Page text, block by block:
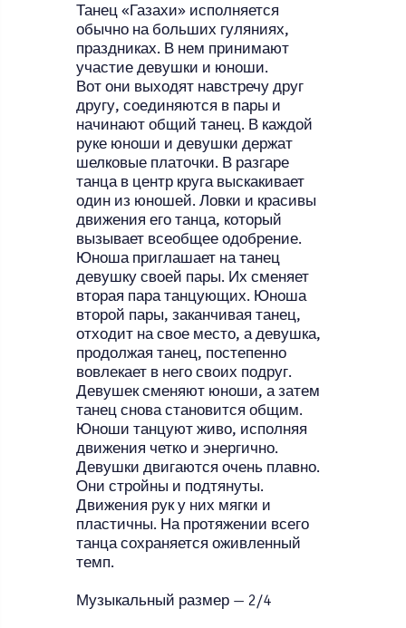
Танец «Газахи» исполняется
обычно на больших гуляниях,
праздниках. В нем принимают
участие девушки и юноши.
Вот они выходят навстречу друг
другу, соединяются в пары и
начинают общий танец. В каждой
руке юноши и девушки держат
шелковые платочки. В разгаре
танца в центр круга выскакивает
один из юношей. Ловки и красивы
движения его танца, который
вызывает всеобщее одобрение.
Юноша приглашает на танец
девушку своей пары. Их сменяет
вторая пара танцующих. Юноша
второй пары, заканчивая танец,
отходит на свое место, а девушка,
продолжая танец, постепенно
вовлекает в него своих подруг.
Девушек сменяют юноши, а затем
танец снова становится общим.
Юноши танцуют живо, исполняя
движения четко и энергично.
Девушки двигаются очень плавно.
Они стройны и подтянуты.
Движения рук у них мягки и
пластичны. На протяжении всего
танца сохраняется оживленный
темп.
Музыкальный размер — 2/4